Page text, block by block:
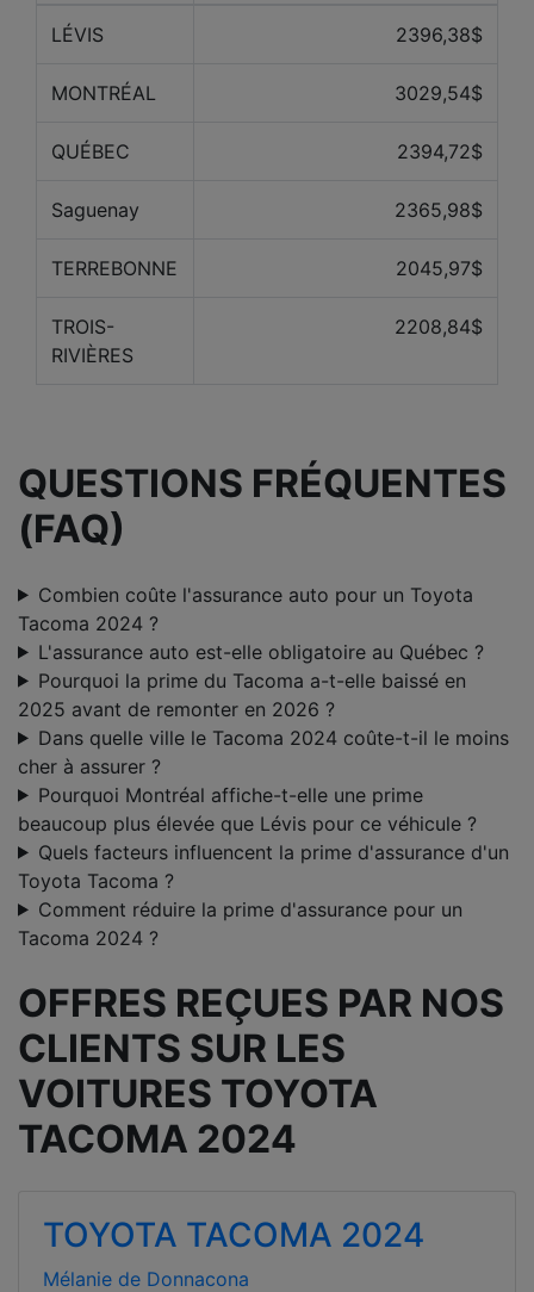
LÉVIS 2396,38$
MONTRÉAL 3029,54$
QUÉBEC 2394,72$
Saguenay 2365,98$
TERREBONNE 2045,97$
TROIS-
RIVIÈRES
2208,84$
QUESTIONS FRÉQUENTES
(FAQ)
Combien coûte l'assurance auto pour un Toyota
Tacoma 2024 ?
L'assurance auto est-elle obligatoire au Québec ?
Pourquoi la prime du Tacoma a-t-elle baissé en
2025 avant de remonter en 2026 ?
Dans quelle ville le Tacoma 2024 coûte-t-il le moins
cher à assurer ?
Pourquoi Montréal affiche-t-elle une prime
beaucoup plus élevée que Lévis pour ce véhicule ?
Quels facteurs influencent la prime d'assurance d'un
Toyota Tacoma ?
Comment réduire la prime d'assurance pour un
Tacoma 2024 ?
OFFRES REÇUES PAR NOS
CLIENTS SUR LES
VOITURES TOYOTA
TACOMA 2024
TOYOTA TACOMA 2024
Mélanie de Donnacona